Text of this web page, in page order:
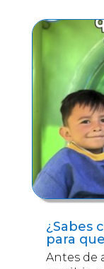
¿Sabes
para
Antes de